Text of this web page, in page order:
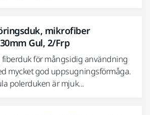
mikrofiber
Gul, 2/Frp
fiberduk för mångsidig användning
mycket god uppsugningsförmåga.
polerduken är mjuk...